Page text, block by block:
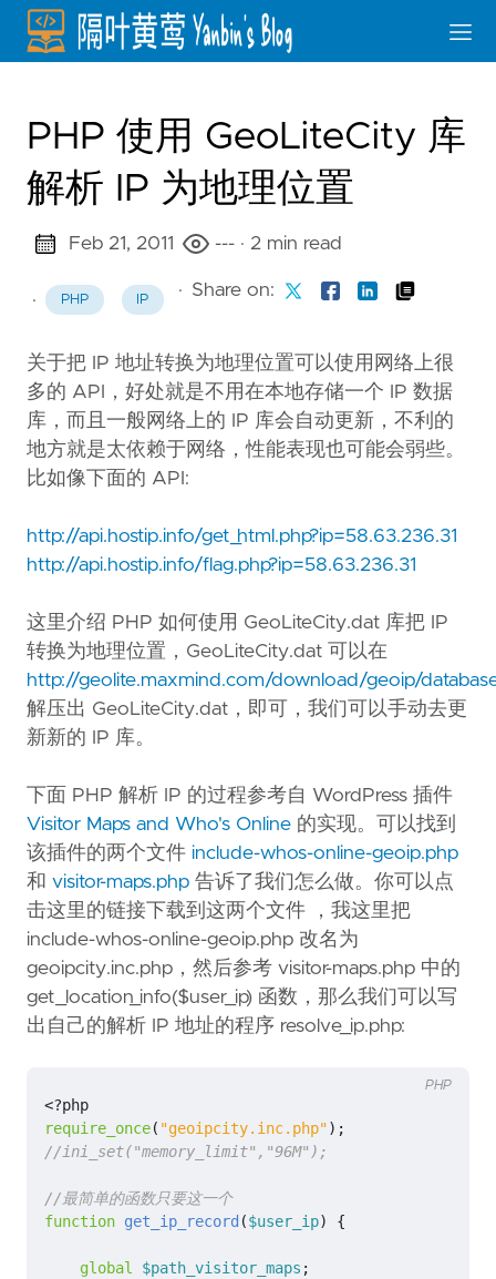
PHP 使用 GeoLiteCity 库
解析 IP 为地理位置
Feb 21, 2011 --- · 2 min read
· PHP IP · Share on:
关于把 IP 地址转换为地理位置可以使用网络上很
多的 API，好处就是不用在本地存储一个 IP 数据
库，而且一般网络上的 IP 库会自动更新，不利的
地方就是太依赖于网络，性能表现也可能会弱些。
比如像下面的 API:
http://api.hostip.info/get_html.php?ip=58.63.236.31
http://api.hostip.info/flag.php?ip=58.63.236.31
这里介绍 PHP 如何使用 GeoLiteCity.dat 库把 IP
转换为地理位置，GeoLiteCity.dat 可以在
http://geolite.maxmind.com/download/geoip/
解压出 GeoLiteCity.dat，即可，我们可以手动去更
新新的 IP 库。
下面 PHP 解析 IP 的过程参考自 WordPress 插件
Visitor Maps and Who's Online 的实现。可以找到
该插件的两个文件 include-whos-online-geoip.php
和 visitor-maps.php 告诉了我们怎么做。你可以点
击这里的链接下载到这两个文件 ，我这里把
include-whos-online-geoip.php 改名为
geoipcity.inc.php，然后参考 visitor-maps.php 中的
get_location_info($user_ip) 函数，那么我们可以写
出自己的解析 IP 地址的程序 resolve_ip.php:
<?php
require_once( "geoipcity.inc.php");
function get_ip_record ($user_ip) {
global $path_visitor_maps ;
PHP